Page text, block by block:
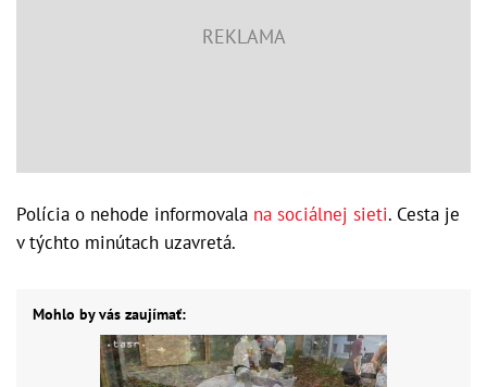
Polícia o nehode informovala na sociálnej sieti. Cesta je
v týchto minútach uzavretá.
Mohlo by vás zaujímať: